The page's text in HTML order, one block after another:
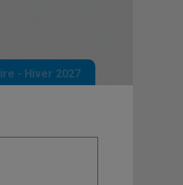
- Hiver 2027